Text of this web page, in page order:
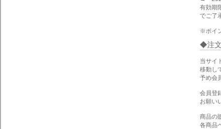
有効期
でご了
※ポイ
注
当サイ
移動し
予め会
会員登
お願い
商品の
各商品